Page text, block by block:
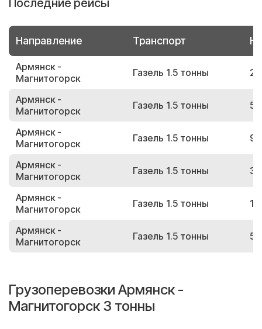
Последние рейсы
Направление Транспорт
Армянск -
Магнитогорск
Газель 1.5 тонны
Армянск -
Магнитогорск
Газель 1.5 тонны
Армянск -
Магнитогорск
Газель 1.5 тонны
Армянск -
Магнитогорск
Газель 1.5 тонны
Армянск -
Магнитогорск
Газель 1.5 тонны
Армянск -
Магнитогорск
Газель 1.5 тонны
Грузоперевозки Армянск -
Магнитогорск 3 тонны